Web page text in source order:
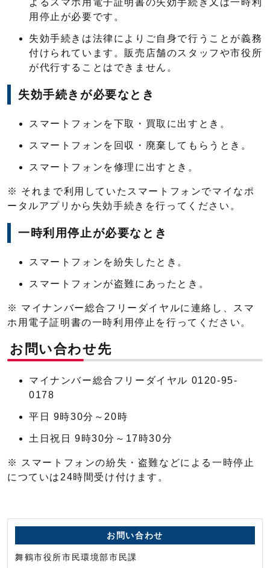
よるスマホ用電子証明書の失効手続き又は一時利
用停止が必要です。
失効手続きは法律によりご自身で行うことが義務
付けられています。販売店舗のスタッフや市役所
が代行することはできません。
失効手続きが必要なとき
スマートフォンを下取・買取に出すとき。
スマートフォンを回収・廃棄してもらうとき。
スマートフォンを修理に出すとき。
※ それまで利用していたスマートフォンでマイなポ
ータルアプリから失効手続きを行ってください。
一時利用停止が必要なとき
スマートフォンを紛失したとき。
スマートフォンが盗難にあったとき。
※ マイナンバー総合フリーダイヤルに連絡し、スマ
ホ用電子証明書の一時利用停止を行ってください。
お問い合わせ先
マイナンバー総合フリーダイヤル 0120-95-
0178
平日 9時30分～20時
土日祝日 9時30分～17時30分
※ スマートフォンの紛失・盗難などによる一時停止
につていは24時間受け付けます。
お問い合わせ
舞鶴市役所市民環境部市民課